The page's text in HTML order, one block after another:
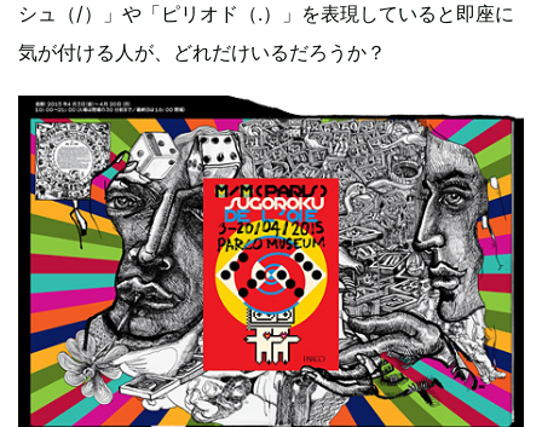
シュ（/）」や「ピリオド（.）」を表現していると即座に
気が付ける人が、どれだけいるだろうか？